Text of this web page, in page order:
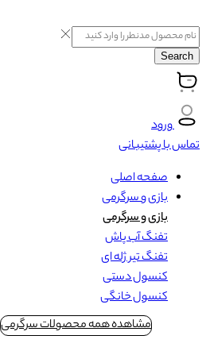
Search
ورود
تماس با پشتیبانی
صفحه اصلی
بازی و سرگرمی
بازی و سرگرمی
تفنگ آب پاش
تفنگ تیر ژله ای
کنسول دستی
کنسول خانگی
مشاهده همه محصولات سرگرمی